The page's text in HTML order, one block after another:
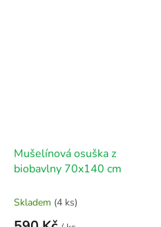
Mušelínová osuška z
biobavlny 70x140 cm
Skladem (4 ks)